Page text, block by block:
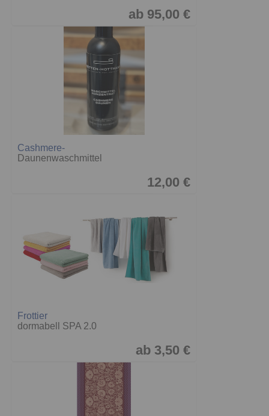
ab 95,00 €
Cashmere-
Daunenwaschmittel
12,00 €
Frottier
dormabell SPA 2.0
ab 3,50 €